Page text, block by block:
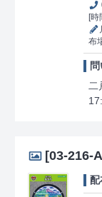
[時
布
二
[03-216-
配